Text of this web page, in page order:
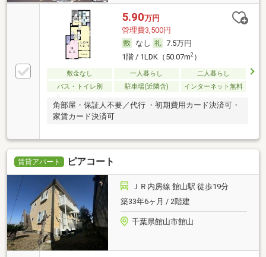
5.90万円
管理費3,500円
なし
7.5万円
1階 / 1LDK（50.07m2）
敷金なし 一人暮らし
二人暮らし
バス・トイレ別
駐車場(近隣含) インターネット無料
角部屋・保証人不要／代行 ・初期費用カード決済可・
家賃カード決済可
賃貸アパート ピアコート
ＪＲ内房線 館山駅 徒歩19分
築33年6ヶ月 / 2階建
千葉県館山市館山